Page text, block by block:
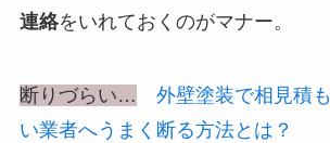
連絡をいれておくのがマナー。
断りづらい…
外壁塗装で相見積
い業者へうまく断る方法とは？